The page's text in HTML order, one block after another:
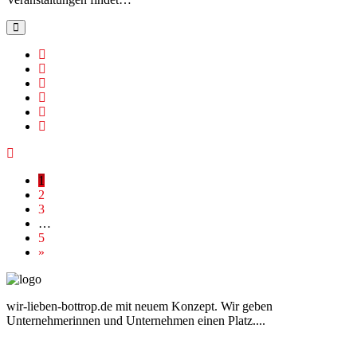
1
2
3
…
5
»
wir-lieben-bottrop.de mit neuem Konzept. Wir geben
Unternehmerinnen und Unternehmen einen Platz....